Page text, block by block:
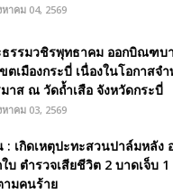
หาคม 04, 2569
ธรรมวชิรพุทธาคม ออกบิณฑบ
ตเมืองกระบี่ เนื่องในโอกาสจ
าส ณ วัดถ้ำเสือ จังหวัดกระบี่
หาคม 03, 2569
: เกิดเหตุปะทะสวนปาล์มหลัง
บ ตำรวจเสียชีวิต 2 บาดเจ็บ
ามคนร้าย